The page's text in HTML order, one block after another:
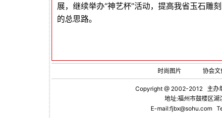
展，继续举办“神艺杯”活动，提高我省玉石雕
的总思路。
时尚图片 协会文
Copyright @ 2002-2012 主办
地址:福州市鼓楼区
E-mail:fjbx@sohu.com